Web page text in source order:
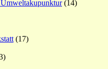
(14)
(17)